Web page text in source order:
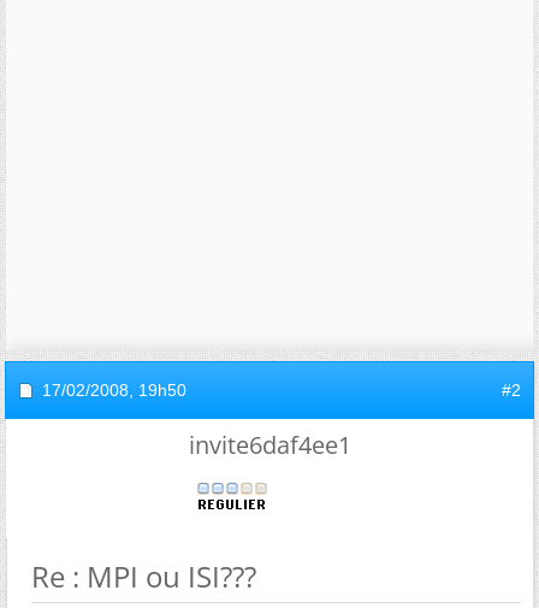
17/02/2008, 19h50 #2
invite6daf4ee1
Re : MPI ou ISI???